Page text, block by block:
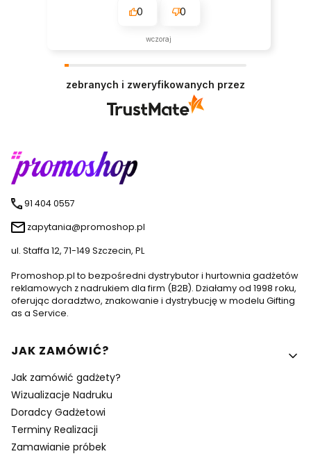
0 0
wczoraj
zebranych i zweryfikowanych przez
91 404 0557
zapytania@promoshop.pl
ul. Staffa 12, 71-149 Szczecin, PL
Promoshop.pl to bezpośredni dystrybutor i hurtownia gadżetów
reklamowych z nadrukiem dla firm (B2B). Działamy od 1998 roku,
oferując doradztwo, znakowanie i dystrybucję w modelu Gifting
as a Service.
Linki w stopce
JAK ZAMÓWIĆ?
Jak zamówić gadżety?
Wizualizacje Nadruku
Doradcy Gadżetowi
Terminy Realizacji
Zamawianie próbek